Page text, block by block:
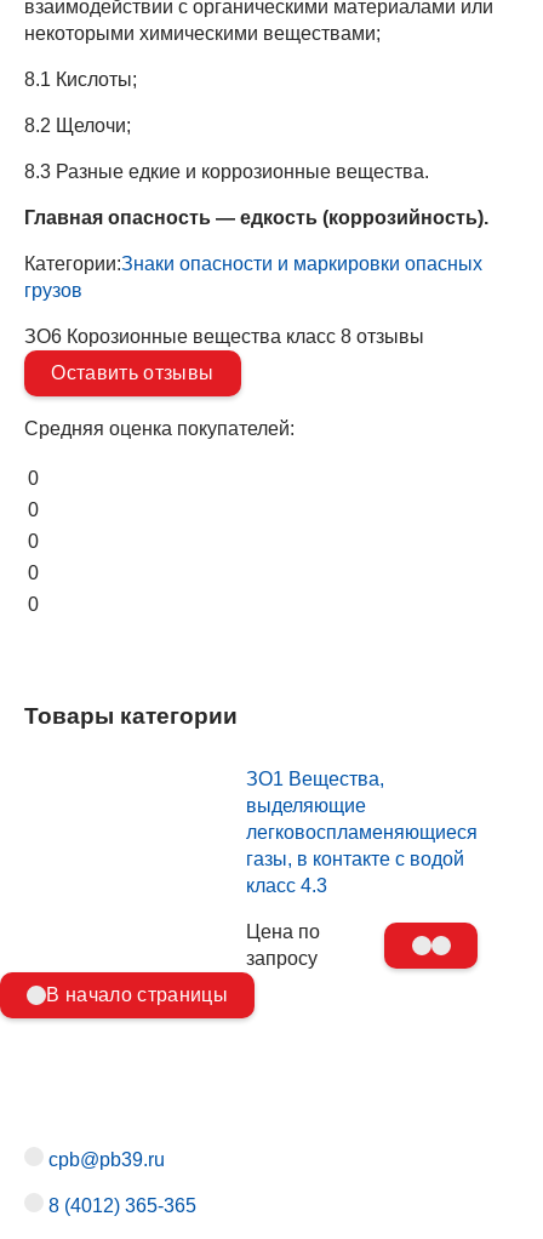
взаимодействии с органическими материалами или
некоторыми химическими веществами;
8.1 Кислоты;
8.2 Щелочи;
8.3 Разные едкие и коррозионные вещества.
Главная опасность — едкость (коррозийность).
Категории:Знаки опасности и маркировки опасных
грузов
ЗО6 Корозионные вещества класс 8 отзывы
Оставить отзывы
Средняя оценка покупателей:
0
0
0
0
0
Товары категории
ЗО1 Вещества,
выделяющие
легковоспламеняющиеся
газы, в контакте с водой
класс 4.3
Цена по
запросу
В начало страницы
cpb@pb39.ru
8 (4012) 365-365